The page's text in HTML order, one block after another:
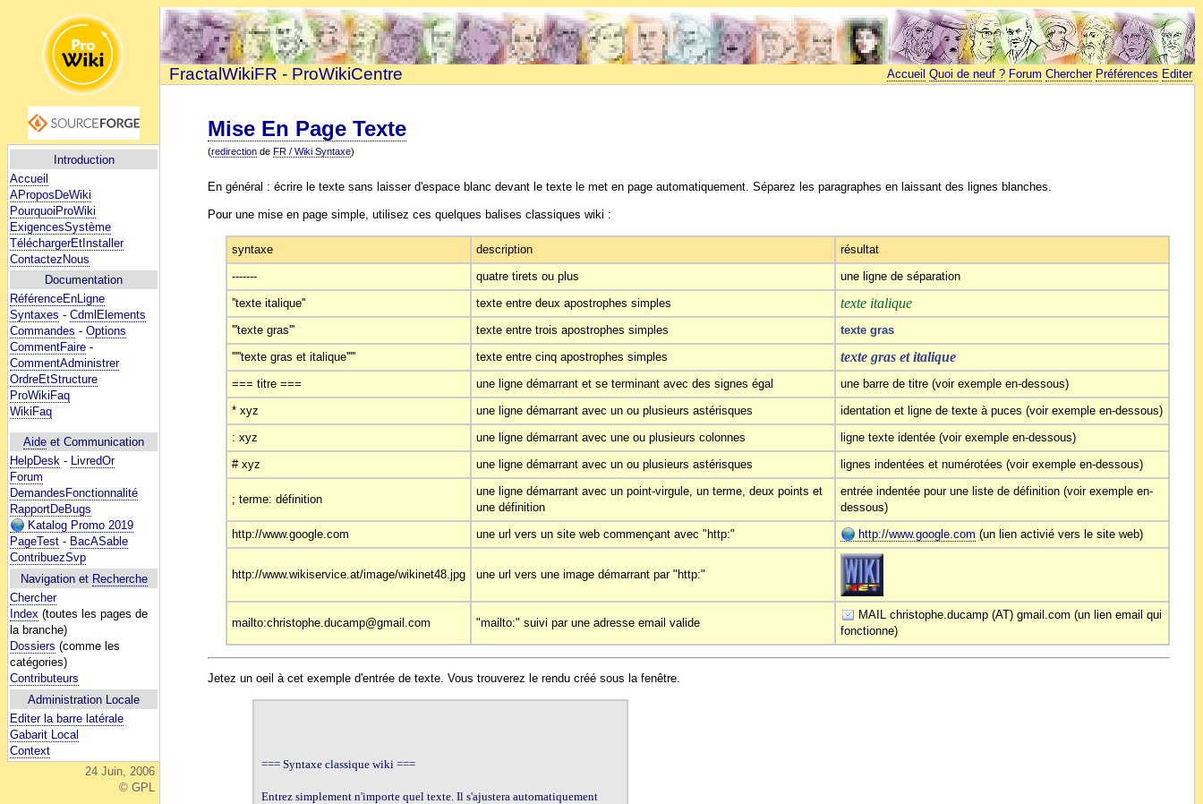
Introduction
Accueil
AProposDeWiki
PourquoiProWiki
ExigencesSystème
TéléchargerEtInstaller
ContactezNous
Documentation
RéférenceEnLigne
Syntaxes - CdmlElements
Commandes - Options
CommentFaire -
CommentAdministrer
OrdreEtStructure
ProWikiFaq
WikiFaq
Aide et Communication
HelpDesk - LivredOr
Forum
DemandesFonctionnalité
RapportDeBugs
Katalog Promo 2019
PageTest - BacASable
ContribuezSvp
Navigation et Recherche
Chercher
Index (toutes les pages de
la branche)
Dossiers (comme les
catégories)
Contributeurs
Administration Locale
Editer la barre latérale
Gabarit Local
Context
24 Juin, 2006
© GPL
FractalWikiFR - ProWikiCentre Accueil Quoi de neuf ? Forum Chercher Préférences Editer
Mise En Page Texte
(redirection deFR / Wiki Syntaxe)
En général : écrire le texte sans laisser d'espace blanc devant le texte le met en page automatiquement. Séparez les paragraphes en laissant des lignes blanches.
Pour une mise en page simple, utilisez ces quelques balises classiques wiki :
syntaxe description
résultat
-------
quatre tirets ou plus
une ligne de séparation
''texte italique''
texte entre deux apostrophes simples texte italique
'''texte gras''' texte entre trois apostrophes simples
texte gras
'''''texte gras et italique'''''
texte entre cinq apostrophes simples texte gras et italique
=== titre === une ligne démarrant et se terminant avec des signes égal
une barre de titre (voir exemple en-dessous)
* xyz
une ligne démarrant avec un ou plusieurs astérisques
identation et ligne de texte à puces (voir exemple en-dessous)
: xyz
une ligne démarrant avec une ou plusieurs colonnes
ligne texte identée (voir exemple en-dessous)
# xyz
une ligne démarrant avec un ou plusieurs astérisques lignes indentées et numérotées (voir exemple en-dessous)
; terme: définition
une ligne démarrant avec un point-virgule, un terme, deux points et
une définition
entrée indentée pour une liste de définition (voir exemple en-
dessous)
http://www.google.com
une url vers un site web commençant avec "http:" http://www.google.com (un lien activié vers le site web)
http://www.wikiservice.at/image/wikinet48.jpg une url vers une image démarrant par "http:"
mailto:christophe.ducamp@gmail.com "mailto:" suivi par une adresse email valide
MAIL christophe.ducamp (AT) gmail.com (un lien email qui
fonctionne)
Jetez un oeil à cet exemple d'entrée de texte. Vous trouverez le rendu créé sous la fenêtre.
=== Syntaxe classique wiki ===
Entrez simplement n'importe quel texte. Il s'ajustera automatiquement